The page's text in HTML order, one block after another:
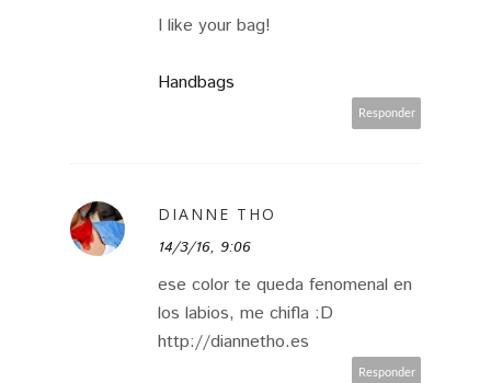
I like your bag!
Handbags
Responder
DIANNE THO
14/3/16, 9:06
ese color te queda fenomenal en
los labios, me chifla :D
http://diannetho.es
Responder